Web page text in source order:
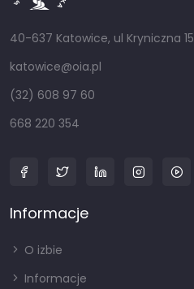
40-637 Katowice, ul Kryniczna 15
katowice@oia.pl
(32) 608 97 60
668 220 354
Informacje
O izbie
Informacje